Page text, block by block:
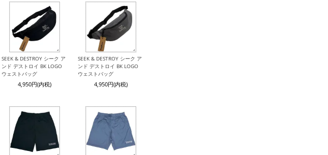
SEEK & DESTROY シーク ア
ンド デストロイ BK LOGO
ウェストバッグ
4,950円(内税)
SEEK & DESTROY シーク ア
ンド デストロイ BK LOGO
ウェストバッグ
4,950円(内税)